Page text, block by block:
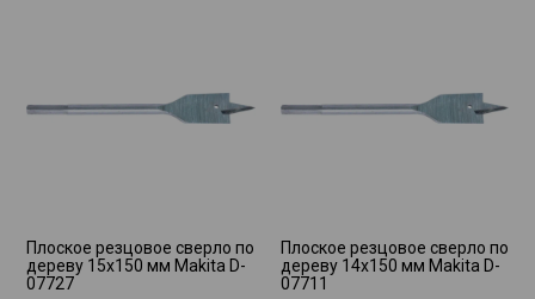
Плоское резцовое сверло по
дереву 15x150 мм Makita D-
07727
Плоское резцовое сверло по
дереву 14x150 мм Makita D-
07711